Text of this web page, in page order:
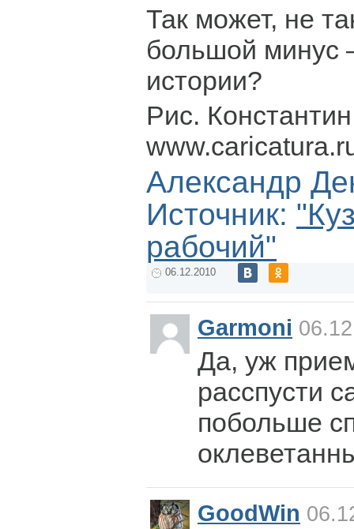
Так может, не
большой минус
истории?
Рис.
Александр
Источник:
рабочий"
06.12.2010
Garmoni
Да, уж
расспусти
побольше
GoodWin